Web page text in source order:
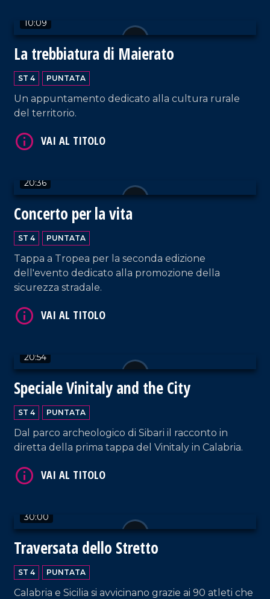
10:09
La trebbiatura di Maierato
ST 4 PUNTATA
Un appuntamento dedicato alla cultura rurale
del territorio.
20:36
Concerto per la vita
ST 4 PUNTATA
Tappa a Tropea per la seconda edizione
dell'evento dedicato alla promozione della
sicurezza stradale.
20:54
Speciale Vinitaly and the City
ST 4 PUNTATA
Dal parco archeologico di Sibari il racconto in
diretta della prima tappa del Vinitaly in Calabria.
30:00
Traversata dello Stretto
ST 4 PUNTATA
Calabria e Sicilia si avvicinano grazie ai 90 atleti che
VAI AL TITOLO
VAI AL TITOLO
VAI AL TITOLO
VAI AL TITOLO